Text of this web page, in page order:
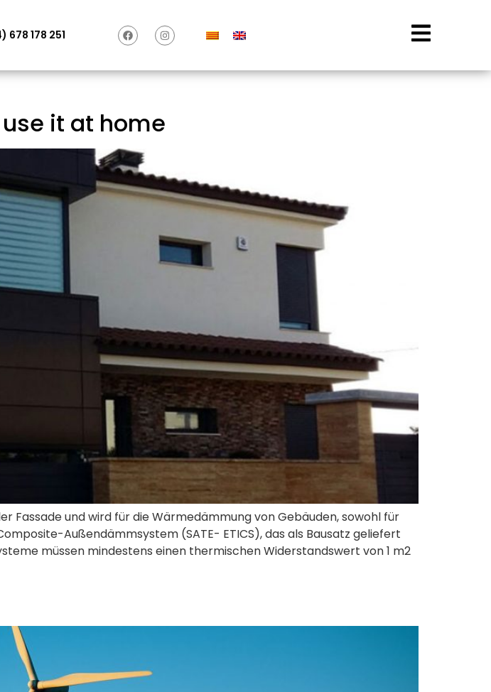
678 178 251
it at home
Fassade und wird für die Wärmedämmung von Gebäuden, sowohl für
Außendämmsystem (SATE- ETICS), das als Bausatz geliefert
müssen mindestens einen thermischen Widerstandswert von 1 m2